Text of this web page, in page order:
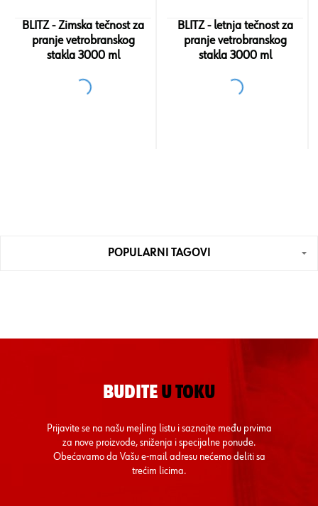
BLITZ - Zimska tečnost za
pranje vetrobranskog
stakla 3000 ml
BLITZ - letnja tečnost za
pranje vetrobranskog
stakla 3000 ml
POPULARNI TAGOVI
BUDITE U TOKU
Prijavite se na našu mejling listu i saznajte među prvima
za nove proizvode, sniženja i specijalne ponude.
Obećavamo da Vašu e-mail adresu nećemo deliti sa
trećim licima.